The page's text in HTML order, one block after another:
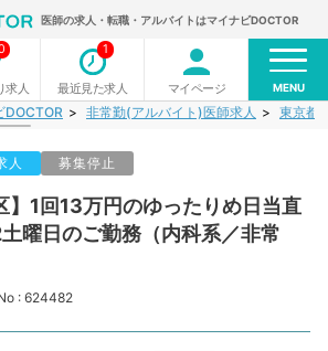
医師の求人・転職・アルバイトはマイナビDOCTOR
求人 最近見た求人
1
マイページ MENU
DOCTOR 非常勤(アルバイト)医師求人 東京都
人 募集停止
】1回13万円のゆったりめ日当直
曜日のご勤務（内科系／非常
: 624482